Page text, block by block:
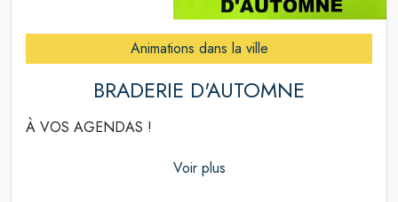
Animations dans la ville
BRADERIE D'AUTOMNE
À VOS AGENDAS !
Voir plus